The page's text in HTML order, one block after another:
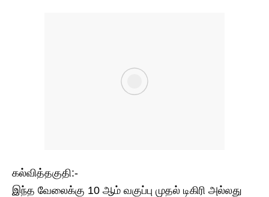
கல்வித்தகுதி:-
இந்த வேலைக்கு 10 ஆம் வகுப்பு முதல் டிகிரி அல்லது